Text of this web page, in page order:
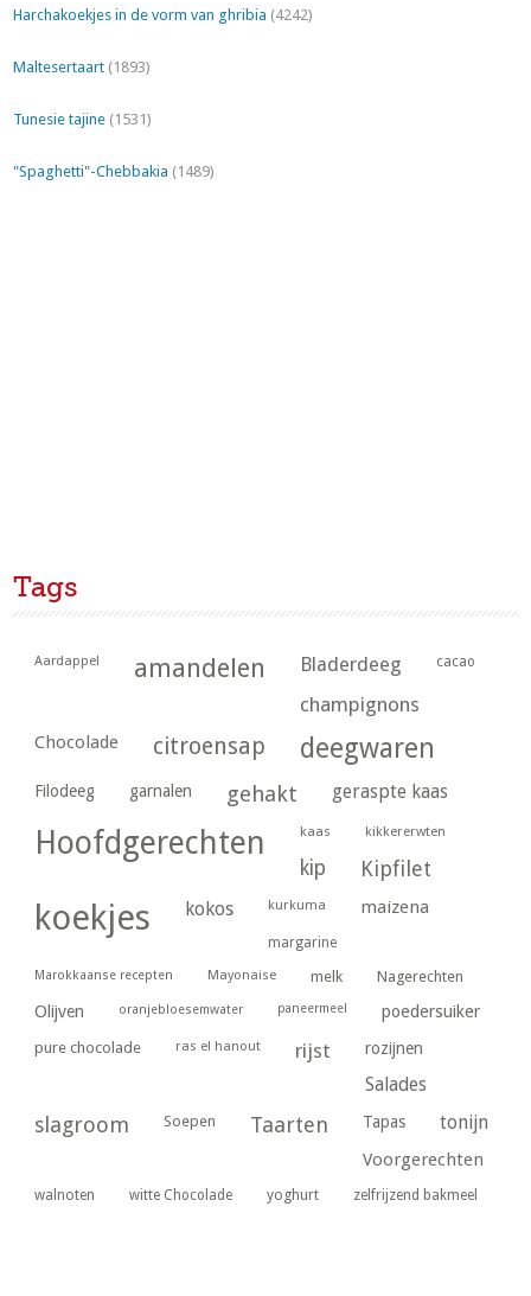
Harchakoekjes in de vorm van ghribia (4242)
Maltesertaart (1893)
Tunesie tajine (1531)
"Spaghetti"-Chebbakia (1489)
Tags
Aardappel amandelen Bladerdeeg cacao
champignons
Chocolade citroensap deegwaren
Filodeeg garnalen gehakt geraspte kaas
Hoofdgerechten kaas kikkererwten
kip Kipfilet
koekjes kokos kurkuma maizena
margarine
Marokkaanse recepten Mayonaise melk Nagerechten
Olijven oranjebloesemwater paneermeel poedersuiker
pure chocolade ras el hanout rijst rozijnen
Salades
slagroom Soepen Taarten Tapas tonijn
Voorgerechten
walnoten witte Chocolade yoghurt zelfrijzend bakmeel